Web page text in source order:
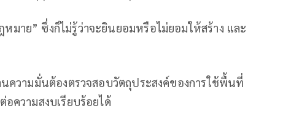
าย” ซึ่งก็ไม่รู้ว่าจะยินยอมหรือไม่ยอมให้สร้าง และ
ความมั่นต้องตรวจสอบวัตถุประสงค์ของการใช้พื้นที่
ความสงบเรียบร้อยได้